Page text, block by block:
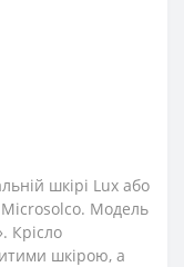
шкірі Lux або
Microsolco. Модель
Крісло
шкірою, а